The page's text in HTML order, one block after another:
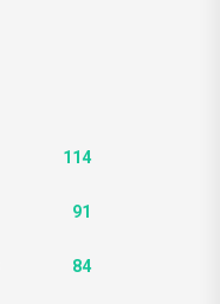
114
91
84